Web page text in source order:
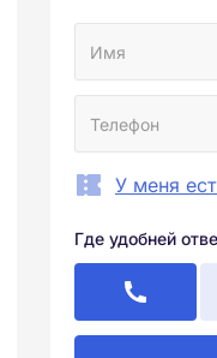
У меня
Где удобней